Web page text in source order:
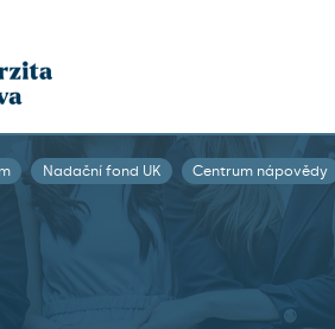
Nadační fond UK Centrum nápovědy